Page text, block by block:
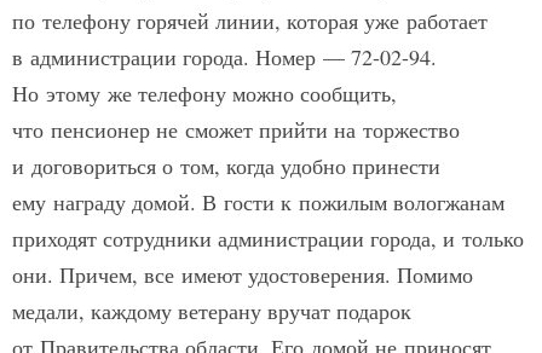
по телефону горячей линии, которая уже работает
в администрации города. Номер — 72-02-94.
Но этому же телефону можно сообщить,
что пенсионер не сможет прийти на торжество
и договориться о том, когда удобно принести
ему награду домой. В гости к пожилым вологжанам
приходят сотрудники администрации города, и только
они. Причем, все имеют удостоверения. Помимо
медали, каждому ветерану вручат подарок
от Правительства области. Его домой не приносят.